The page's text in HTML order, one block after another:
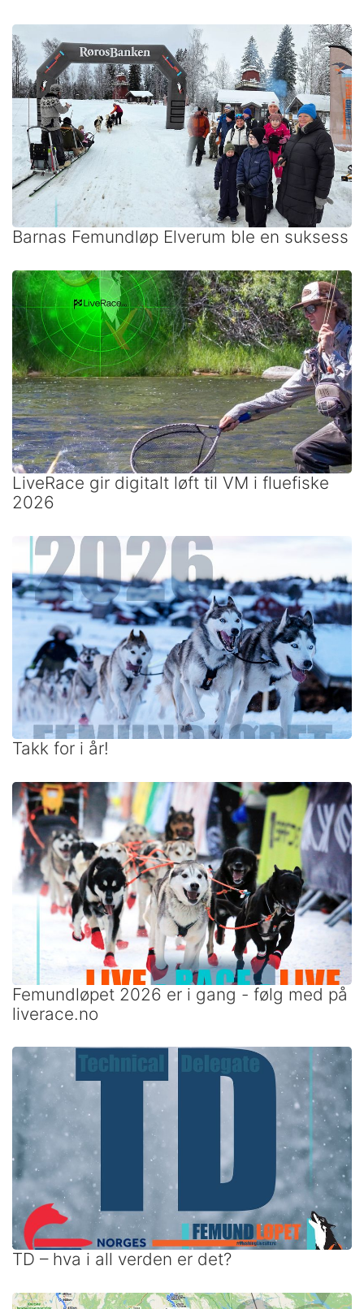
Barnas Femundløp Elverum ble en suksess
LiveRace gir digitalt løft til VM i fluefiske
2026
Takk for i år!
Femundløpet 2026 er i gang - følg med på
liverace.no
TD – hva i all verden er det?